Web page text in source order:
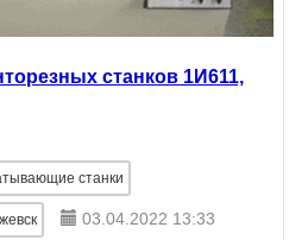
станков 1И611,
станки
03.04.2022 13:33